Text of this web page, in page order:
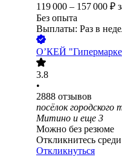
119 000 – 157 000 ₽
Без опыта
Выплаты: Раз в
О’КЕЙ
3.8
•
2888 отзывов
посёлок
Митино и еще 3
Можно без резюме
Откликнитесь
Откликнуться